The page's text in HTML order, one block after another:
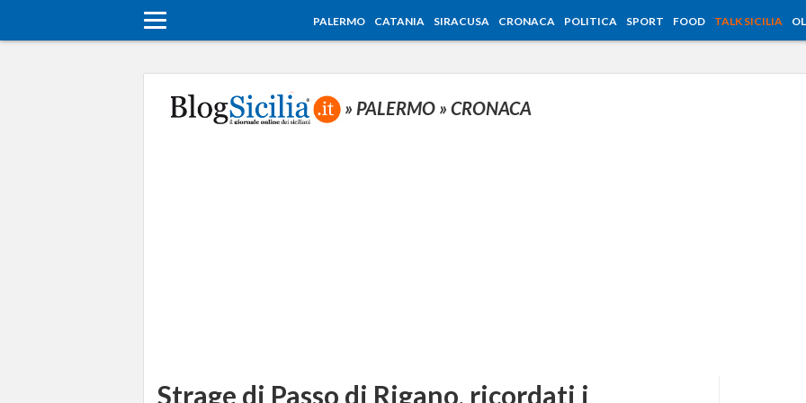
PALERMO CATANIA SIRACUSA CRONACA POLITICA SPORT FOOD TALK SICILIA
» PALERMO » CRONACA
Strage di Passo di Rigano, ricordati i